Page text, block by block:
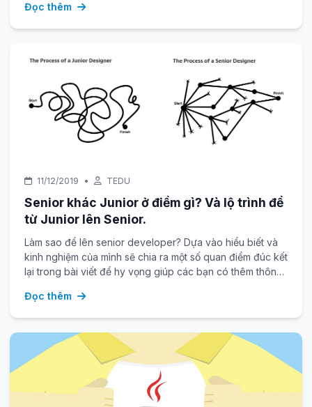
Đọc thêm
11/12/2019 • TEDU
Senior khác Junior ở điểm gì? Và lộ trình để
từ Junior lên Senior.
Làm sao để lên senior developer? Dựa vào hiểu biết và
kinh nghiệm của mình sẽ chia ra một số quan điểm đúc kết
lại trong bài viết để hy vọng giúp các bạn có thêm thông
Đọc thêm